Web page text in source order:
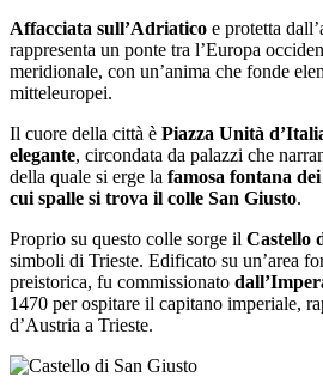
Affacciata sull’Adriatico e protetta
rappresenta un ponte tra l’Europa
meridionale, con un’anima che fonde
mitteleuropei.
Il cuore della città è Piazza Unità
elegante, circondata da palazzi che
della quale si erge la famosa fontana
cui spalle si trova il colle San Giusto.
Proprio su questo colle sorge il Castello
simboli di Trieste. Edificato su un’area
preistorica, fu commissionato
1470 per ospitare il capitano imperiale,
d’Austria a Trieste.